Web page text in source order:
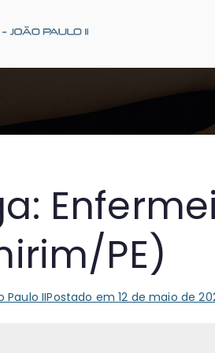
CHS
PE)
Paulo IIPostado em12 de maio de